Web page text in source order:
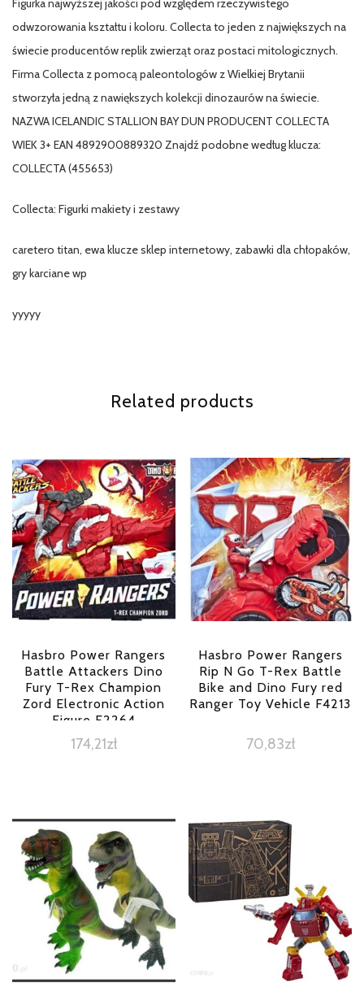
Figurka najwyższej jakości pod względem rzeczywistego
odwzorowania kształtu i koloru. Collecta to jeden z największych na
świecie producentów replik zwierząt oraz postaci mitologicznych.
Firma Collecta z pomocą paleontologów z Wielkiej Brytanii
stworzyła jedną z nawiększych kolekcji dinozaurów na świecie.
NAZWA ICELANDIC STALLION BAY DUN PRODUCENT COLLECTA
WIEK 3+ EAN 4892900889320 Znajdź podobne według klucza:
COLLECTA (455653)
Collecta: Figurki makiety i zestawy
caretero titan, ewa klucze sklep internetowy, zabawki dla chłopaków,
gry karciane wp
yyyyy
Related products
Hasbro Power Rangers
Battle Attackers Dino
Fury T-Rex Champion
Zord Electronic Action
Figure F2264
174,21zł
Hasbro Power Rangers
Rip N Go T-Rex Battle
Bike and Dino Fury red
Ranger Toy Vehicle F4213
70,83zł